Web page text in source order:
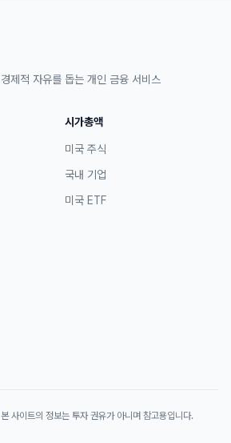
제적 자유를 돕는 개인 금융 서비스
시가총액
미국 주식
국내 기업
미국 ETF
사이트의 정보는 투자 권유가 아니며 참고용입니다.